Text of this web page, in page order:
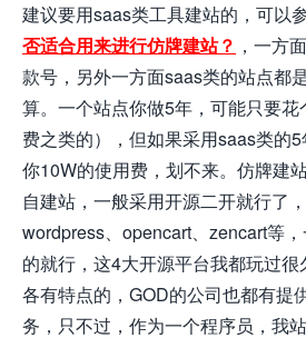
建议要用saas类工具建站的，可以
否适合用来进行仿牌建站？ ，一方
款号，另外一方面saas类的站点都
算。一个站点你做5年，可能只要
费之类的），但如果采用saas类的
你10W的使用费，划不来。仿牌建
自建站，一般采用开源二开就行了，
wordpress、opencart、zencart等
的就行，这4大开源平台我都玩过
各有特点的，GOD的公司也都有提
务，只不过，作为一个程序员，我